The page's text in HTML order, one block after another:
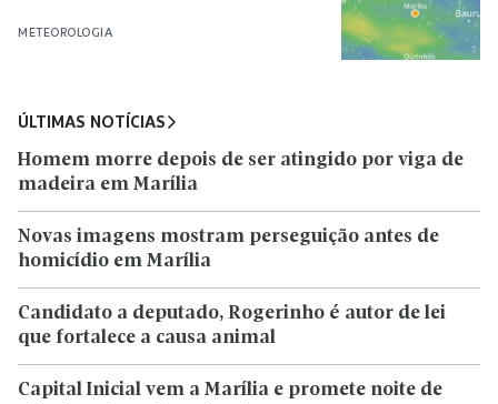
METEOROLOGIA
ÚLTIMAS NOTÍCIAS
Homem morre depois de ser atingido por viga de
madeira em Marília
Novas imagens mostram perseguição antes de
homicídio em Marília
Candidato a deputado, Rogerinho é autor de lei
que fortalece a causa animal
Capital Inicial vem a Marília e promete noite de